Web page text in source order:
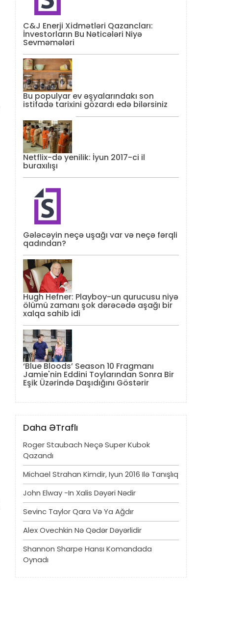
C&J Enerji Xidmətləri Qazancları:
İnvestorların Bu Nəticələri Niyə
Sevməmələri
Bu populyar ev əşyalarındakı son
istifadə tarixini gözardı edə bilərsiniz
Netflix-də yenilik: İyun 2017-ci il
buraxılışı
Gələcəyin neçə uşağı var və neçə fərqli
qadından?
Hugh Hefner: Playboy-un qurucusu niyə
ölümü zamanı şok dərəcədə aşağı bir
xalqa sahib idi
‘Blue Bloods’ Season 10 Fragmanı
Jamie'nin Eddini Toylarından Sonra Bir
Eşik Üzərində Daşıdığını Göstərir
Daha ƏTraflı
Roger Staubach Neçə Super Kubok
Qazandı
Michael Strahan Kimdir, Iyun 2016 Ilə Tanışlıq
John Elway -in Xalis Dəyəri Nədir
Sevinc Taylor Qara Və Ya Ağdır
Alex Ovechkin Nə Qədər Dəyərlidir
Shannon Sharpe Hansı Komandada
Oynadı